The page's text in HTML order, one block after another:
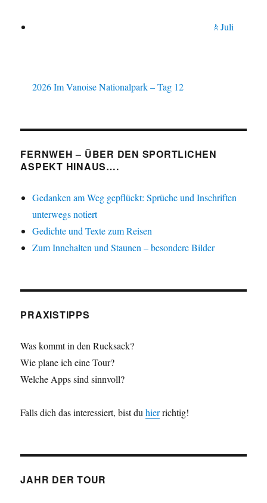
🚶Juli
2026 Im Vanoise Nationalpark – Tag 12
FERNWEH – ÜBER DEN SPORTLICHEN
ASPEKT HINAUS….
Gedanken am Weg gepflückt: Sprüche und Inschriften
unterwegs notiert
Gedichte und Texte zum Reisen
Zum Innehalten und Staunen – besondere Bilder
PRAXISTIPPS
Was kommt in den Rucksack?
Wie plane ich eine Tour?
Welche Apps sind sinnvoll?
Falls dich das interessiert, bist duhierrichtig!
JAHR DER TOUR